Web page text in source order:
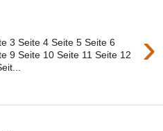
›
3 Seite 4 Seite 5 Seite 6
9 Seite 10 Seite 11 Seite 12